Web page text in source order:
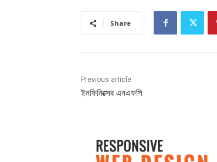
Share
Previous article
ইনফিনিক্সের এনএফসি